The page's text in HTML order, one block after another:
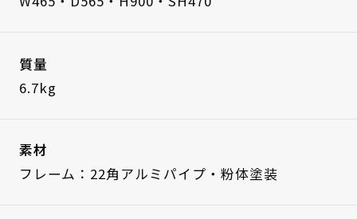
質量
6.7kg
素材
フレーム：22角アルミパイプ・粉体塗装